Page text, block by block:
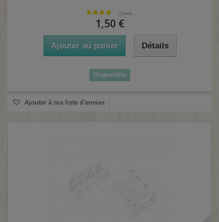
1,50 €
Ajouter au panier Détails
Disponible
Ajouter à ma liste d'envies